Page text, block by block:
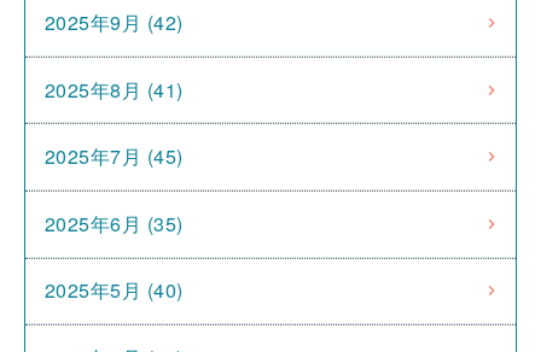
2025年9月 (42)
2025年8月 (41)
2025年7月 (45)
2025年6月 (35)
2025年5月 (40)